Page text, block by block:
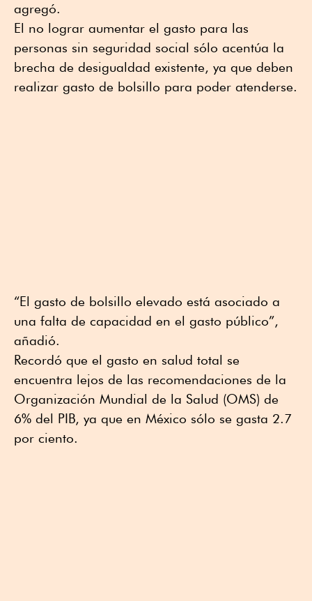
agregó.
El no lograr aumentar el gasto para las
personas sin seguridad social sólo acentúa la
brecha de desigualdad existente, ya que deben
realizar gasto de bolsillo para poder atenderse.
“El gasto de bolsillo elevado está asociado a
una falta de capacidad en el gasto público”,
añadió.
Recordó que el gasto en salud total se
encuentra lejos de las recomendaciones de la
Organización Mundial de la Salud (OMS) de
6% del PIB, ya que en México sólo se gasta 2.7
por ciento.